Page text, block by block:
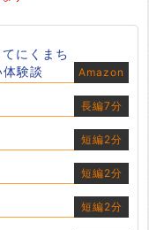
にくまち
験談
Amazon
長編7分
短編2分
短編2分
短編2分